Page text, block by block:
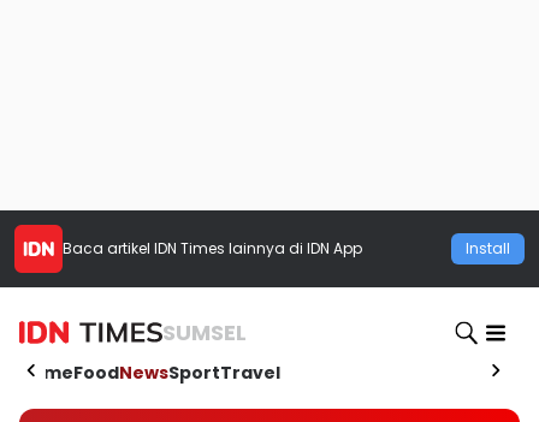
Baca artikel IDN Times lainnya di IDN App Install
SUMSEL
HomeFoodNewsSportTravel